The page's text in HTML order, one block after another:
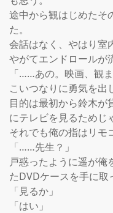
途中から観はじめたそ
た。
会話はなく、やはり室
やがてエンドロール
「……あの。映画、観ま
こいつなりに勇気を出
目的は最初から鈴木が
にテレビを見るためじ
それでも俺の指はリモ
「……先生？」
戸惑ったように遥が俺
たDVDケースを手に取
「見るか」
「はい」